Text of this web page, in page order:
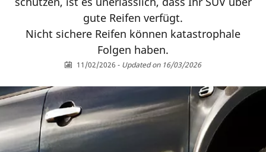
gute Reifen verfügt.
Nicht sichere Reifen können katastrophale
Folgen haben.
11/02/2026 - Updated on 16/03/2026